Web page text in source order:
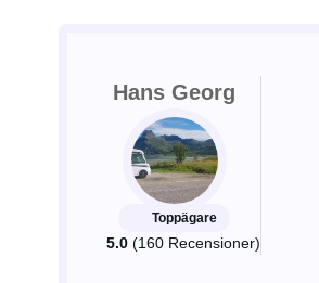
Hans Georg
Toppägare
5.0 (160 Recensioner)